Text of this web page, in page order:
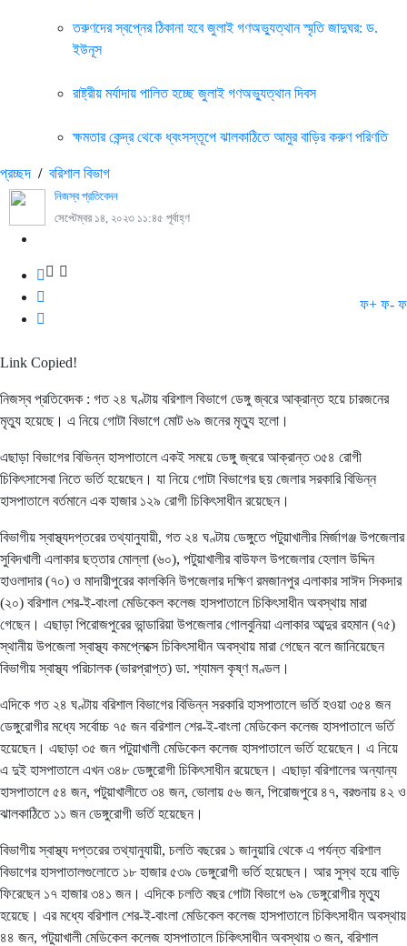
তরুণদের স্বপ্নের ঠিকানা হবে জুলাই গণঅভ্যুত্থান স্মৃতি জাদুঘর: ড.
ইউনূস
রাষ্ট্রীয় মর্যাদায় পালিত হচ্ছে জুলাই গণঅভ্যুত্থান দিবস
ক্ষমতার কেন্দ্র থেকে ধ্বংসস্তূপে ঝালকাঠিতে আমুর বাড়ির করুণ পরিণতি
প্রচ্ছদ / বরিশাল বিভাগ
নিজস্ব প্রতিবেদন
সেপ্টেম্বর ১৪, ২০২৩ ১১:৪৫ পূর্বাহ্ণ
ফ+ ফ- ফ
Link Copied!
নিজস্ব প্রতিবেদক : গত ২৪ ঘণ্টায় বরিশাল বিভাগে ডেঙ্গু জ্বরে আক্রান্ত হয়ে চারজনের
মৃত্যু হয়েছে। এ নিয়ে গোটা বিভাগে মোট ৬৯ জনের মৃত্যু হলো।
এছাড়া বিভাগের বিভিন্ন হাসপাতালে একই সময়ে ডেঙ্গু জ্বরে আক্রান্ত ৩৫৪ রোগী
চিকিৎসাসেবা নিতে ভর্তি হয়েছেন। যা নিয়ে গোটা বিভাগের ছয় জেলার সরকারি বিভিন্ন
হাসপাতালে বর্তমানে এক হাজার ১২৯ রোগী চিকিৎসাধীন রয়েছেন।
বিভাগীয় স্বাস্থ্যদপ্তরের তথ্যানুযায়ী, গত ২৪ ঘণ্টায় ডেঙ্গুতে পটুয়াখালীর মির্জাগঞ্জ উপজেলার
সুবিদখালী এলাকার ছত্তার মোল্লা (৬০), পটুয়াখালীর বাউফল উপজেলার হেলাল উদ্দিন
হাওলাদার (৭০) ও মাদারীপুরের কালকিনি উপজেলার দক্ষিণ রমজানপুর এলাকার সাঈদ সিকদার
(২০) বরিশাল শের-ই-বাংলা মেডিকেল কলেজ হাসপাতালে চিকিৎসাধীন অবস্থায় মারা
গেছেন। এছাড়া পিরোজপুরের ভান্ডারিয়া উপজেলার গোলবুনিয়া এলাকার আব্দুর রহমান (৭৫)
স্থানীয় উপজেলা স্বাস্থ্য কমপ্লেক্সে চিকিৎসাধীন অবস্থায় মারা গেছেন বলে জানিয়েছেন
বিভাগীয় স্বাস্থ্য পরিচালক (ভারপ্রাপ্ত) ডা. শ্যামল কৃষ্ণ মণ্ডল।
এদিকে গত ২৪ ঘণ্টায় বরিশাল বিভাগের বিভিন্ন সরকারি হাসপাতালে ভর্তি হওয়া ৩৫৪ জন
ডেঙ্গুরোগীর মধ্যে সর্বোচ্চ ৭৫ জন বরিশাল শের-ই-বাংলা মেডিকেল কলেজ হাসপাতালে ভর্তি
হয়েছেন। এছাড়া ৩৫ জন পটুয়াখালী মেডিকেল কলেজ হাসপাতালে ভর্তি হয়েছেন। এ নিয়ে
এ দুই হাসপাতালে এখন ৩৪৮ ডেঙ্গুরোগী চিকিৎসাধীন রয়েছেন। এছাড়া বরিশালের অন্যান্য
হাসপাতালে ৫৪ জন, পটুয়াখালীতে ৩৪ জন, ভোলায় ৫৬ জন, পিরোজপুরে ৪৭, বরগুনায় ৪২ ও
ঝালকাঠিতে ১১ জন ডেঙ্গুরোগী ভর্তি হয়েছেন।
বিভাগীয় স্বাস্থ্য দপ্তরের তথ্যানুযায়ী, চলতি বছরের ১ জানুয়ারি থেকে এ পর্যন্ত বরিশাল
বিভাগের হাসপাতালগুলোতে ১৮ হাজার ৫৩৯ ডেঙ্গুরোগী ভর্তি হয়েছেন। আর সুস্থ হয়ে বাড়ি
ফিরেছেন ১৭ হাজার ৩৪১ জন। এদিকে চলতি বছর গোটা বিভাগে ৬৯ ডেঙ্গুরোগীর মৃত্যু
হয়েছে। এর মধ্যে বরিশাল শের-ই-বাংলা মেডিকেল কলেজ হাসপাতালে চিকিৎসাধীন অবস্থায়
৪৪ জন, পটুয়াখালী মেডিকেল কলেজ হাসপাতালে চিকিৎসাধীন অবস্থায় ৩ জন, বরিশাল